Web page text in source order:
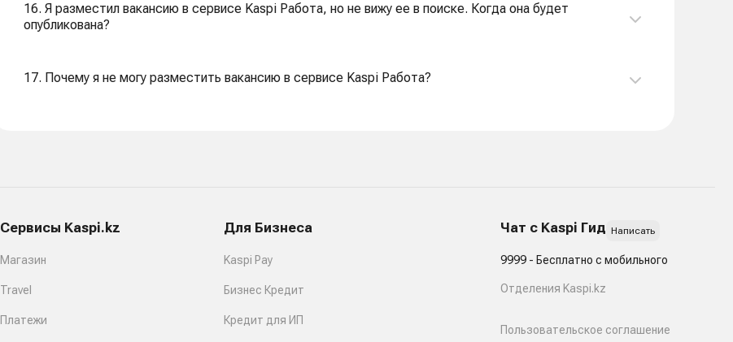
16. Я разместил вакансию в сервисе Kaspi Работа, но не вижу ее в поиске. Когда она будет
опубликована?
17. Почему я не могу разместить вакансию в сервисе Kaspi Работа?
Сервисы Kaspi.kz
Магазин
Travel
Платежи
Для Бизнеса
Kaspi Pay
Бизнес Кредит
Кредит для ИП
Чат с Kaspi Гид Написать
9999 - Бесплатно с мобильного
Отделения Kaspi.kz
Пользовательское соглашение